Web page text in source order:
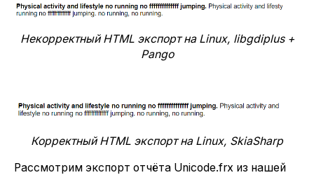
Некорректный HTML экспорт на Linux, libgdiplus +
Pango
Корректный HTML экспорт на Linux, SkiaSharp
Рассмотрим экспорт отчёта Unicode.frx из нашей